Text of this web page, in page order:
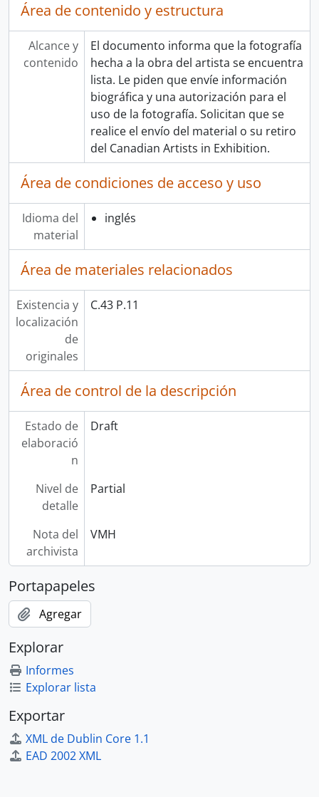
Área de contenido y estructura
Alcance y
contenido
El documento informa que la fotografía
hecha a la obra del artista se encuentra
lista. Le piden que envíe información
biográfica y una autorización para el
uso de la fotografía. Solicitan que se
realice el envío del material o su retiro
del Canadian Artists in Exhibition.
Área de condiciones de acceso y uso
Idioma del
material
inglés
Área de materiales relacionados
Existencia y
localización
de
originales
C.43 P.11
Área de control de la descripción
Estado de
elaboració
n
Draft
Nivel de
detalle
Partial
Nota del
archivista
VMH
Portapapeles
Agregar
Explorar
Informes
Explorar lista
Exportar
XML de Dublin Core 1.1
EAD 2002 XML